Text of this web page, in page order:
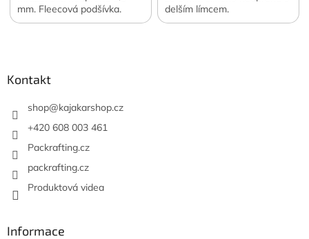
mm. Fleecová podšívka.
delším límcem.
Kontakt
shop@kajakarshop.cz
+420 608 003 461
Packrafting.cz
packrafting.cz
Produktová videa
Informace